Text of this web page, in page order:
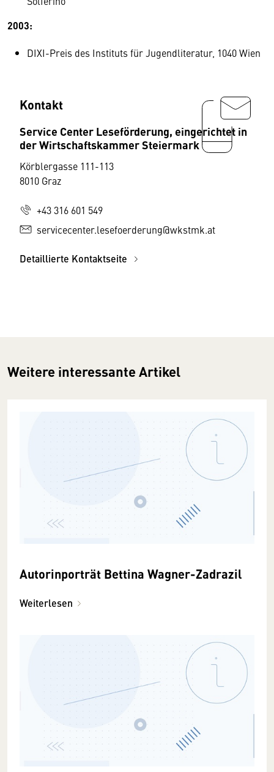
2003:
DIXI-Preis des Instituts für Jugendliteratur, 1040 Wien
Kontakt
Service Center Leseförderung, eingerichtet in
der Wirtschaftskammer Steiermark
Körblergasse 111-113
8010 Graz
+43 316 601 549
servicecenter.lesefoerderung@wkstmk.at
Detaillierte Kontaktseite
Weitere interessante Artikel
Autorinporträt Bettina Wagner-Zadrazil
Weiterlesen